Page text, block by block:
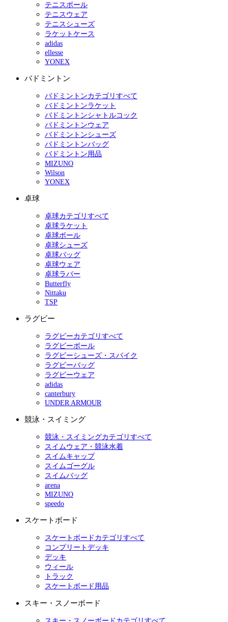
テニスボール
テニスウェア
テニスシューズ
ラケットケース
adidas
ellesse
YONEX
バドミントン
バドミントンカテゴリすべて
バドミントンラケット
バドミントンシャトルコック
バドミントンウェア
バドミントンシューズ
バドミントンバッグ
バドミントン用品
MIZUNO
Wilson
YONEX
卓球
卓球カテゴリすべて
卓球ラケット
卓球ボール
卓球シューズ
卓球バッグ
卓球ウェア
卓球ラバー
Butterfly
Nittaku
TSP
ラグビー
ラグビーカテゴリすべて
ラグビーボール
ラグビーシューズ・スパイク
ラグビーバッグ
ラグビーウェア
adidas
canterbury
UNDER ARMOUR
競泳・スイミング
競泳・スイミングカテゴリすべて
スイムウェア・競泳水着
スイムキャップ
スイムゴーグル
スイムバッグ
arena
MIZUNO
speedo
スケートボード
スケートボードカテゴリすべて
コンプリートデッキ
デッキ
ウィール
トラック
スケートボード用品
スキー・スノーボード